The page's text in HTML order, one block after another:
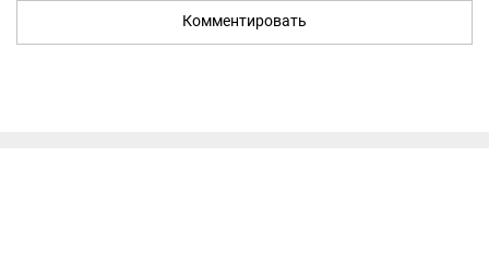
Комментировать